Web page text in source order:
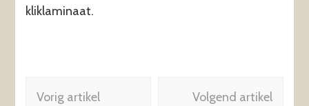
kliklaminaat.
Berichtnavigatie
Vorig artikel
Volgend artikel